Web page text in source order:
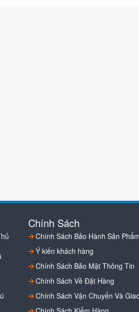
Chính Sách
Chính Sách Bảo Hành Sản Phẩm
Ý kiến khách hàng
Chính Sách Bảo Mật Thông Tin
Chính Sách Về Đặt Hàng
Chính Sách Vận Chuyển Và